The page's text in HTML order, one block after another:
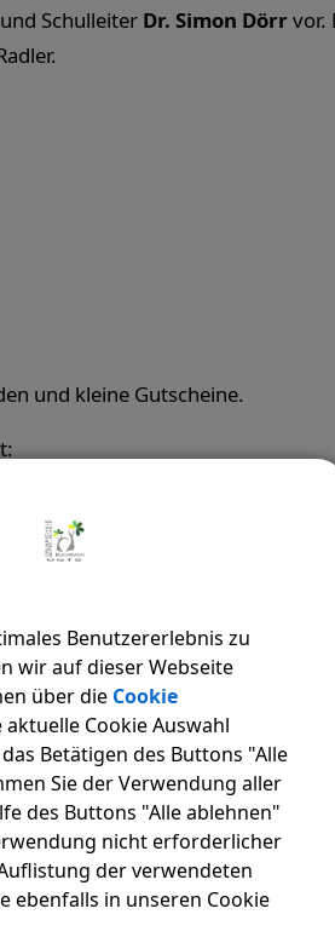
Schulleiter Dr. Simon Dörrvor.
und kleine Gutscheine.
und Schüler.
wir –
bei den
Benutzererlebnis zu
wir auf dieser Webseite
über die Cookie
aktuelle Cookie Auswahl
Betätigen des Buttons "Alle
Sie der Verwendung aller
des Buttons "Alle ablehnen"
nicht erforderlicher
der verwendeten
ebenfalls in unseren Cookie